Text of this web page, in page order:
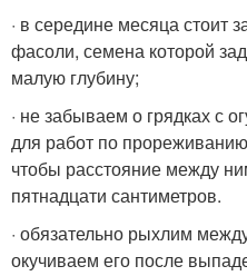
· в середине месяца стоит
фасоли, семена которой
малую глубину;
· не забываем о грядках с
для работ по
чтобы расстояние между
пятнадцати сантиметров.
· обязательно рыхлим
окучиваем его после